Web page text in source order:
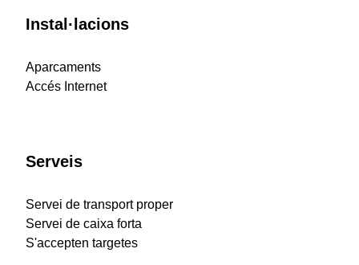
Instal·lacions
Aparcaments
Accés Internet
Serveis
Servei de transport proper
Servei de caixa forta
S'accepten targetes